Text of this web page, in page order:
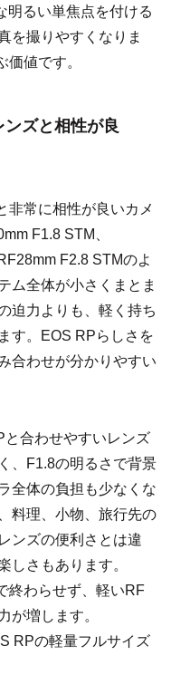
明るい単焦点を付ける
を撮りやすくなりま
値です。
ズと相性が良
非常に相性が良いカメ
F1.8 STM、
F2.8 STMのよ
ム全体が小さくまとま
迫力よりも、軽く持ち
す。EOS RPらしさを
合わせが分かりやすい
と合わせやすいレンズ
、F1.8の明るさで背景
全体の負担も少なくな
料理、小物、旅行先の
ンズの便利さとは違
しさもあります。
終わらせず、軽いRF
が増します。
RPの軽量フルサイズ